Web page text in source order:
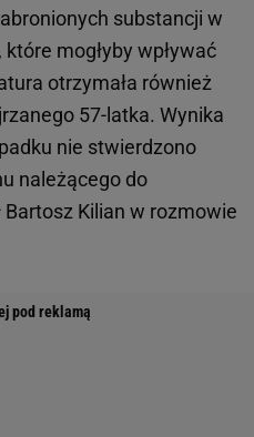
substancji w
mogłyby wpływać
otrzymała również
57-latka. Wynika
nie stwierdzono
należącego do
Bartosz Kilian w rozmowie